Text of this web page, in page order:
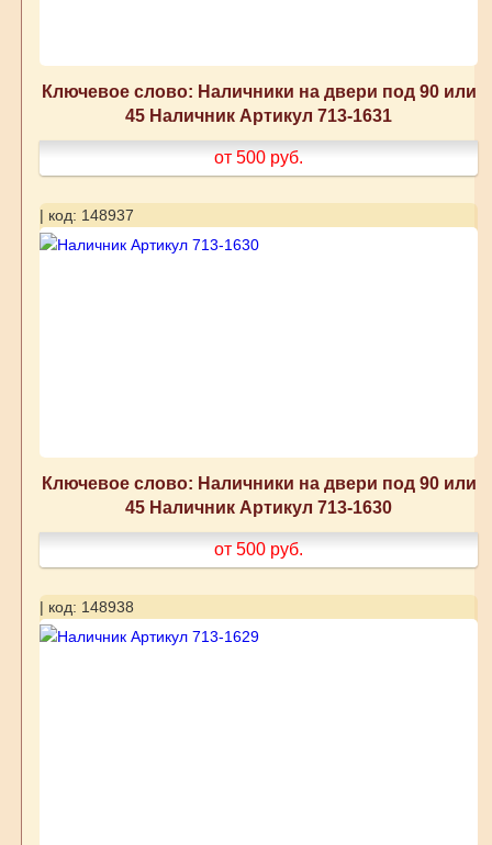
Ключевое слово: Наличники на двери под 90 или
45 Наличник Артикул 713-1631
от 500 руб.
| код: 148937
Ключевое слово: Наличники на двери под 90 или
45 Наличник Артикул 713-1630
от 500 руб.
| код: 148938